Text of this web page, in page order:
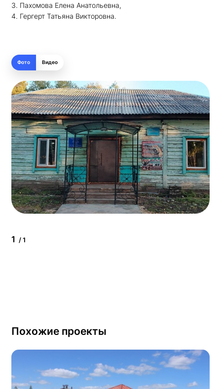
3. Пахомова Елена Анатольевна,
4. Гергерт Татьяна Викторовна.
Фото Видео
1 / 1
Похожие проекты